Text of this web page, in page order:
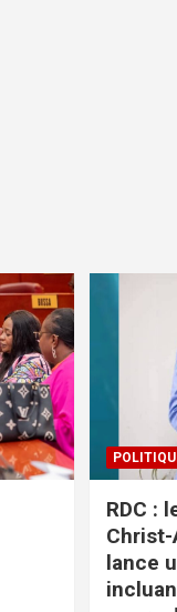
RDC :
Christ-
lance